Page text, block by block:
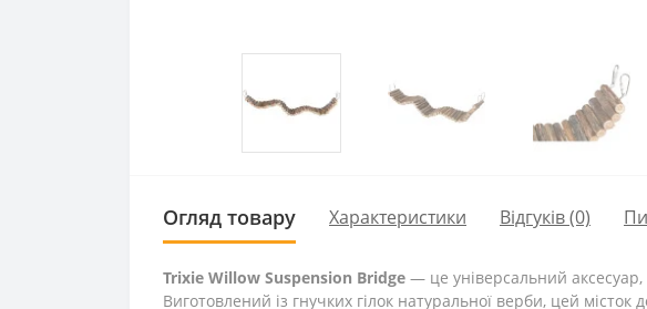
Огляд товару Характеристики Відгуків (0)
Trixie Willow Suspension Bridge — це універсальний аксесуар,
Виготовлений із гнучких гілок натуральної верби, цей